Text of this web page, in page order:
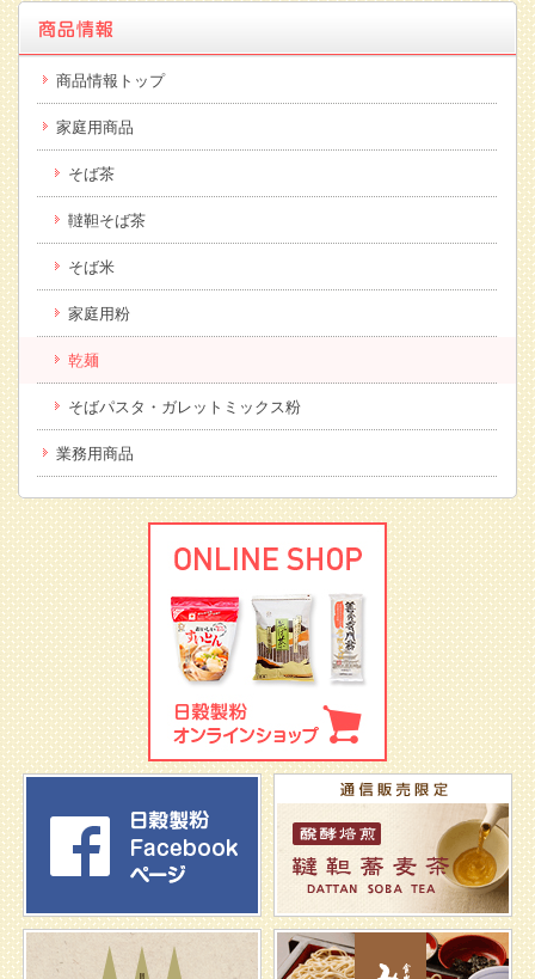
商品情報トップ
家庭用商品
そば茶
韃靼そば茶
そば米
家庭用粉
乾麺
そばパスタ・ガレットミックス粉
業務用商品